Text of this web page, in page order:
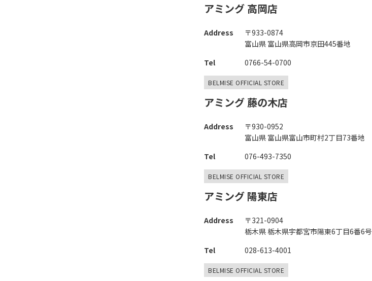
アミング 高岡店
Address
〒933-0874
富山県 富山県高岡市京田445番地
Tel
0766-54-0700
BELMISE OFFICIAL STORE
アミング 藤の木店
Address
〒930-0952
富山県 富山県富山市町村2丁目73番地
Tel
076-493-7350
BELMISE OFFICIAL STORE
アミング 陽東店
Address
〒321-0904
栃木県 栃木県宇都宮市陽東6丁目6番6号
Tel
028-613-4001
BELMISE OFFICIAL STORE